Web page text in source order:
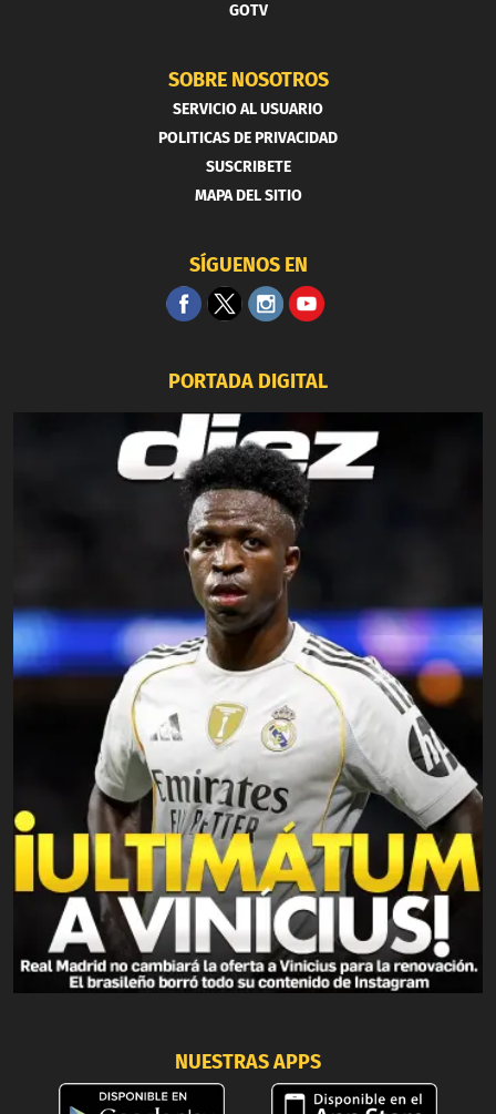
GOTV
SOBRE NOSOTROS
SERVICIO AL USUARIO
POLITICAS DE PRIVACIDAD
SUSCRIBETE
MAPA DEL SITIO
SÍGUENOS EN
PORTADA DIGITAL
NUESTRAS APPS